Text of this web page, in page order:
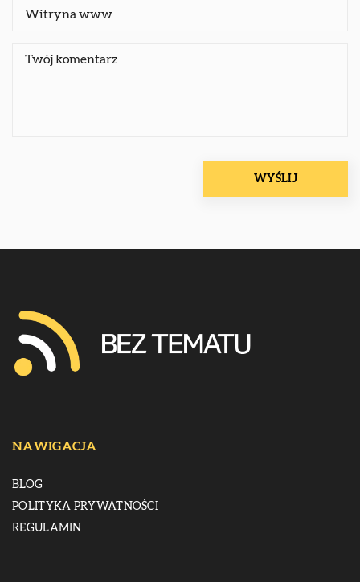
NAWIGACJA
BLOG
POLITYKA PRYWATNOŚCI
REGULAMIN